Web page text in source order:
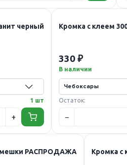
черный
1 шт
Кромка с клеем
330 ₽
В наличии
Остаток:
РАСПРОДАЖА Кромка с